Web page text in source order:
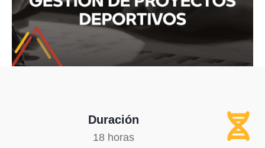
Duración
18 horas